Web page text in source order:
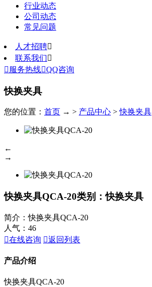
行业动态
公司动态
常见问题
人才招聘
联系我们
 服务热线QQ咨询
快换夹具
您的位置： 首页 → > 产品中心 >快换夹具
←
→
快换夹具QCA-20类别：快换夹具
简介：快换夹具QCA-20
人气： 46
在线咨询 返回列表
产品介绍
快换夹具QCA-20